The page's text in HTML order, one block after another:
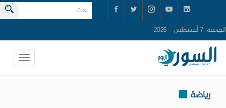
الجمعة, 7 أغسطس - 2026
رياضة